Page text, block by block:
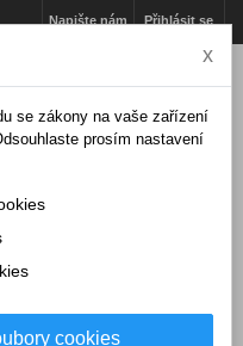
Přihlásit se
Napište nám
x
se zákony na vaše zařízení
prosím nastavení
cookies